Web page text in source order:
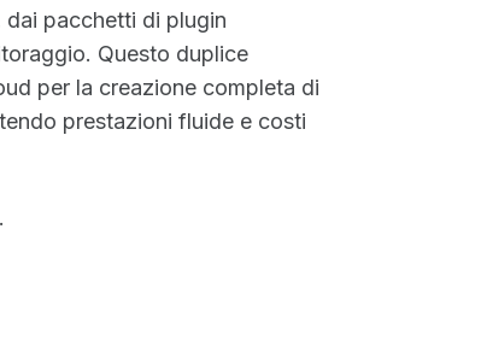
pacchetti di plugin
Questo duplice
per la creazione completa di
prestazioni fluide e costi
.